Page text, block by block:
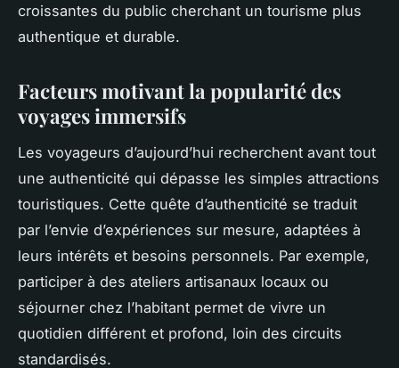
croissantes du public cherchant un tourisme plus
authentique et durable.
Facteurs motivant la popularité des
voyages immersifs
Les voyageurs d’aujourd’hui recherchent avant tout
une authenticité qui dépasse les simples attractions
touristiques. Cette quête d’authenticité se traduit
par l’envie d’expériences sur mesure, adaptées à
leurs intérêts et besoins personnels. Par exemple,
participer à des ateliers artisanaux locaux ou
séjourner chez l’habitant permet de vivre un
quotidien différent et profond, loin des circuits
standardisés.